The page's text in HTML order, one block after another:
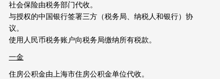
社会保险由税务部门代收。
与授权的中国银行签署三方（税务局、纳税人和银行）协
议。
使用人民币税务账户向税务局缴纳所有税款。
一金
住房公积金由上海市住房公积金单位代收。